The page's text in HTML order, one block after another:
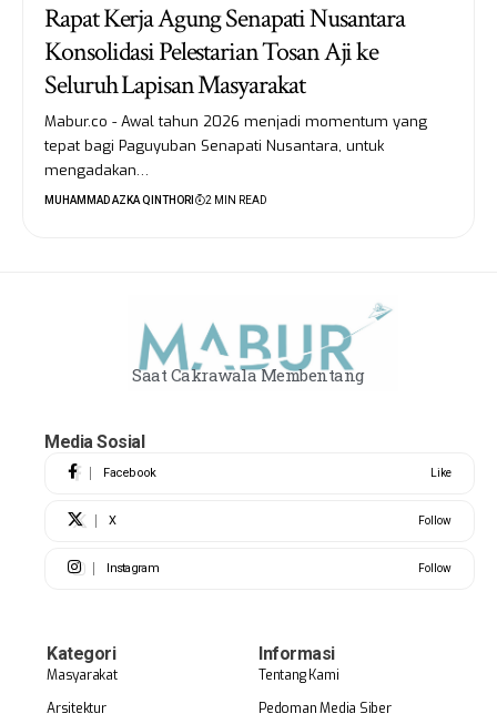
Rapat Kerja Agung Senapati Nusantara
Konsolidasi Pelestarian Tosan Aji ke
Seluruh Lapisan Masyarakat
Mabur.co - Awal tahun 2026 menjadi momentum yang
tepat bagi Paguyuban Senapati Nusantara, untuk
mengadakan…
MUHAMMAD AZKA QINTHORI 2 MIN READ
Saat Cakrawala Membentang
Media Sosial
Facebook Like
X Follow
Instagram Follow
Kategori
Masyarakat
Arsitektur
Informasi
Tentang Kami
Pedoman Media Siber